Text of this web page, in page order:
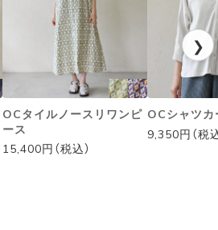
OCタイルノースリワンピ
ース
15,400円（税込）
OCシャツ
9,350円（税
❯